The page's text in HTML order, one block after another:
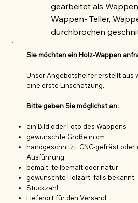
gearbeitet als
Wappen- Teller,
durchbrochen
Sie möchten ein Holz-Wappen
Unser Angebotshelfer erstellt aus
eine erste Einschätzung.
Bitte geben Sie möglichst an:
ein Bild oder Foto des Wappens
gewünschte Größe in cm
handgeschnitzt, CNC-gefräst oder
Ausführung
bemalt, teilbemalt oder natur
gewünschte Holzart, falls bekannt
Stückzahl
Lieferort für den Versand